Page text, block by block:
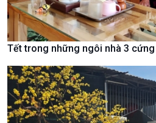
Giới thiệu
Tết trong những ngôi nhà 3 cứng